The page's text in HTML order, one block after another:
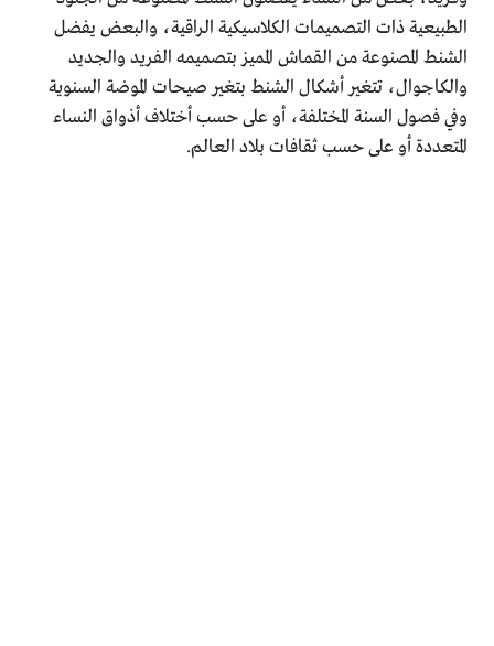
الطبيعية ذات التصميمات الكلاسيكية الراقية، والبعض يفضل
الشنط المصنوعة من القماش المميز بتصميمه الفريد والجديد
والكاجوال، تتغير أشكال الشنط بتغير صيحات الموضة السنوية
وفي فصول السنة المختلفة، أو على حسب أختلاف أذواق النساء
المتعددة أو على حسب ثقافات بلاد العالم.